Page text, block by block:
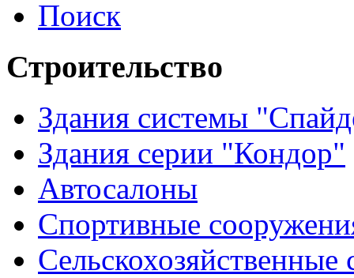
Поиск
Строительство
Здания системы
Здания серии "Кондор"
Автосалоны
Спортивные
Сельскохозяйственные